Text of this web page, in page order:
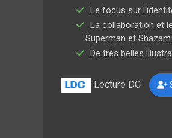
Le focus sur
La collaboration et
Superman et Shazam!
De très belles
Lecture DC